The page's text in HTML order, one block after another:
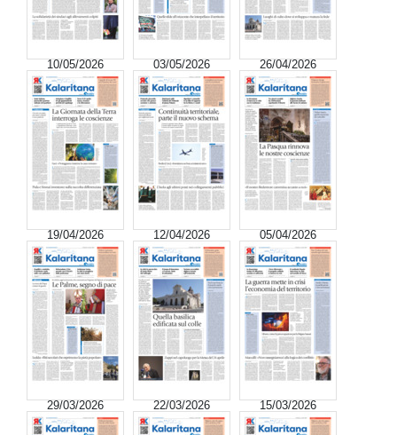
10/05/2026 03/05/2026 26/04/2026
19/04/2026 12/04/2026 05/04/2026
29/03/2026 22/03/2026 15/03/2026